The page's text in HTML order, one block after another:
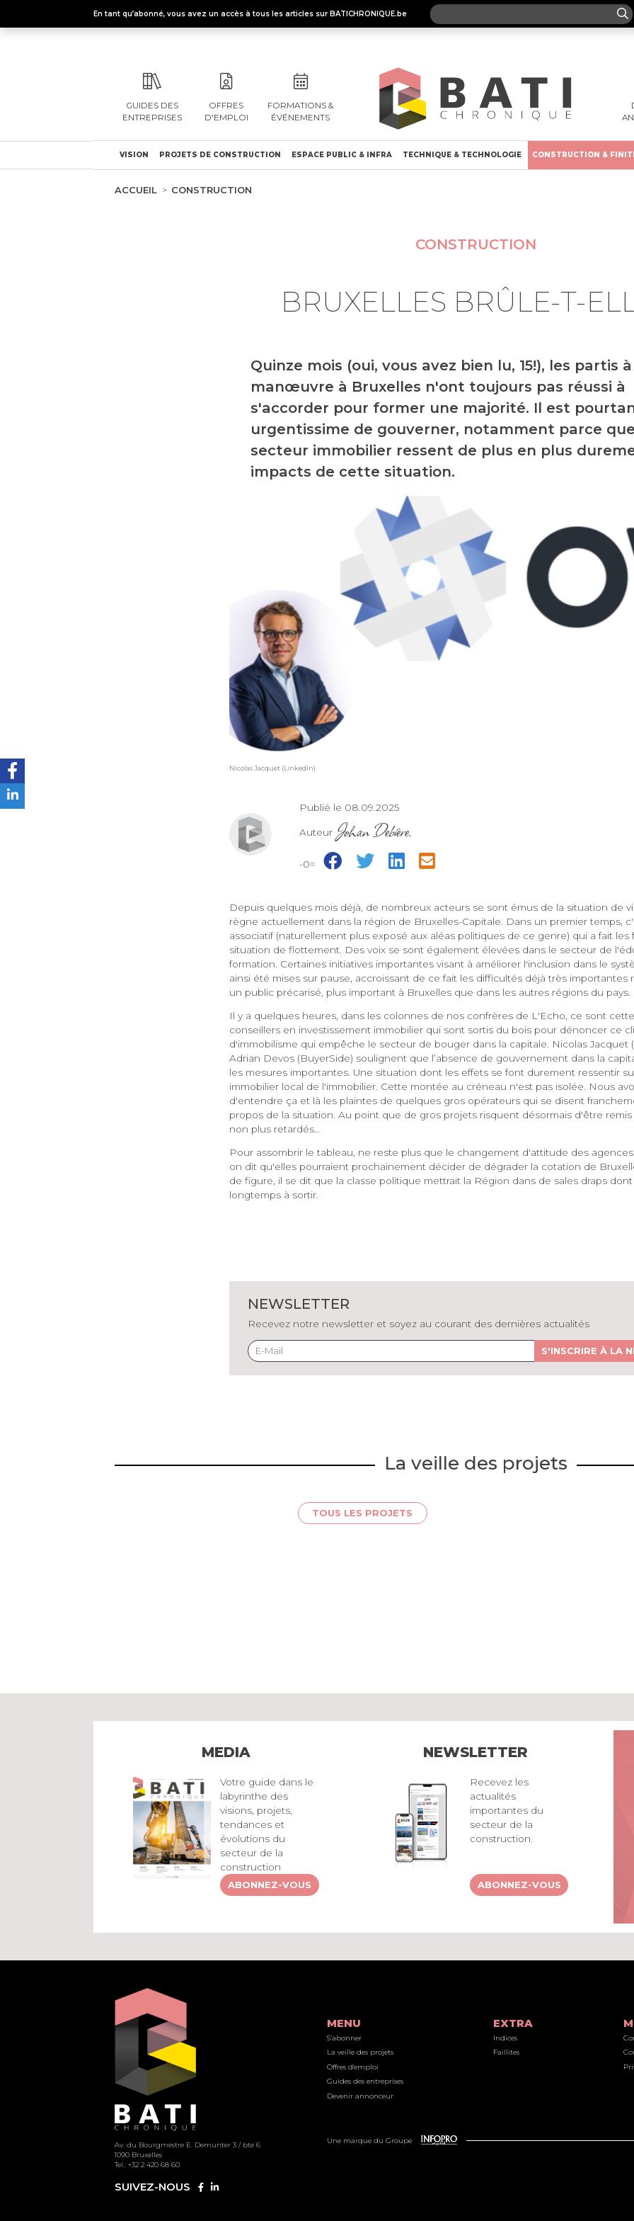
En tant qu’abonné, vous avez un accès à tous les articles sur BATICHRONIQUE.be
GUIDES DES
ENTREPRISES
OFFRES
D'EMPLOI
FORMATIONS &
ÉVÉNEMENTS
VISION PROJETS DE CONSTRUCTION ESPACE PUBLIC & INFRA TECHNIQUE & TECHNOLOGIE CONSTRUCTION &
ACCUEIL CONSTRUCTION
CONSTRUCTION
BRUXELLES BRÛLE-T-
Quinze mois (oui, vous avez bien lu, 15!), les partis
manœuvre à Bruxelles n'ont toujours pas réussi à
s'accorder pour former une majorité. Il est
urgentissime de gouverner, notamment parce
secteur immobilier ressent de plus en plus
impacts de cette situation.
Nicolas Jacquet (LinkedIn)
Publié le 08.09.2025
Auteur Johan Debière,
-0=
Depuis quelques mois déjà, de nombreux acteurs se sont émus de la situation de
règne actuellement dans la région de Bruxelles-Capitale. Dans un premier temps,
associatif (naturellement plus exposé aux aléas politiques de ce genre) qui a fait les
situation de flottement. Des voix se sont également élevées dans le secteur de
formation. Certaines initiatives importantes visant à améliorer l'inclusion dans le
ainsi été mises sur pause, accroissant de ce fait les difficultés déjà très importantes
un public précarisé, plus important à Bruxelles que dans les autres régions du pays.
Il y a quelques heures, dans les colonnes de nos confrères de L'Echo, ce sont
conseillers en investissement immobilier qui sont sortis du bois pour dénoncer ce
d'immobilisme qui empêche le secteur de bouger dans la capitale. Nicolas Jacquet
Adrian Devos (BuyerSide) soulignent que l’absence de gouvernement dans la
les mesures importantes. Une situation dont les effets se font durement ressentir
immobilier local de l'immobilier. Cette montée au créneau n'est pas isolée. Nous
d'entendre ça et là les plaintes de quelques gros opérateurs qui se disent
propos de la situation. Au point que de gros projets risquent désormais d'être
non plus retardés…
Pour assombrir le tableau, ne reste plus que le changement d'attitude des
on dit qu'elles pourraient prochainement décider de dégrader la cotation de
de figure, il se dit que la classe politique mettrait la Région dans de sales draps dont
longtemps à sortir.
NEWSLETTER
Recevez notre newsletter et soyez au courant des dernières actualités
S'INSCRIRE À LA
La veille des projets
TOUS LES PROJETS
MEDIA
Votre guide dans le
labyrinthe des
visions, projets,
tendances et
évolutions du
secteur de la
construction
ABONNEZ-VOUS
NEWSLETTER
Recevez les
actualités
importantes du
secteur de la
construction.
ABONNEZ-VOUS
Av. du Bourgmestre E. Demunter 3 / bte 6
1090 Bruxelles
Tel.: +32 2 420 68 60
SUIVEZ-NOUS
MENU
S’abonner
La veille des projets
Offres d'emploi
Guides des entreprises
Devenir annonceur
EXTRA
Indices
Faillites
Une marque du Groupe